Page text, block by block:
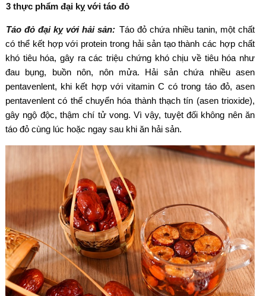
3 thực phẩm đại kỵ với táo đỏ
Táo đỏ đại kỵ với hải sản: Táo đỏ chứa nhiều tanin, một chất
có thể kết hợp với protein trong hải sản tạo thành các hợp chất
khó tiêu hóa, gây ra các triệu chứng khó chịu về tiêu hóa như
đau bụng, buồn nôn, nôn mửa. Hải sản chứa nhiều asen
pentavenlent, khi kết hợp với vitamin C có trong táo đỏ, asen
pentavenlent có thể chuyển hóa thành thạch tín (asen trioxide),
gây ngộ độc, thậm chí tử vong. Vì vậy, tuyệt đối không nên ăn
táo đỏ cùng lúc hoặc ngay sau khi ăn hải sản.